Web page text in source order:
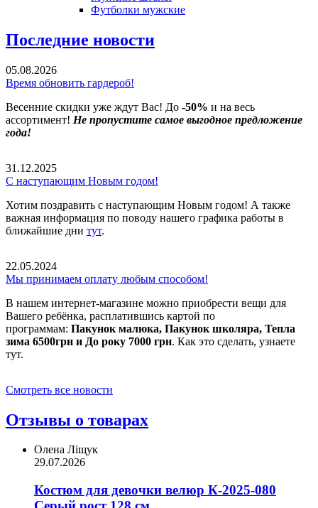
Футболки мужские
Последние новости
05.08.2026
Время обновить гардероб!
Весенние скидки уже ждут Вас! До -50% и на весь
ассортимент! Не пропустите самое выгодное предложение
года!
31.12.2025
С наступающим Новым годом!
Хотим поздравить с наступающим Новым годом! А также
важная информация по поводу нашего графика работы в
ближайшие дни тут.
22.05.2024
Мы принимаем оплату любым способом!
В нашем интернет-магазине можно приобрести вещи для
Вашего ребёнка, расплатившись картой по
программам: Пакунок малюка, Пакунок школяра, Тепла
зима 6500грн и До року 7000 грн. Как это сделать, узнаете
тут.
Смотреть все новости
Отзывы о товарах
Олена Ліщук
29.07.2026
Костюм для девочки велюр К-2025-080